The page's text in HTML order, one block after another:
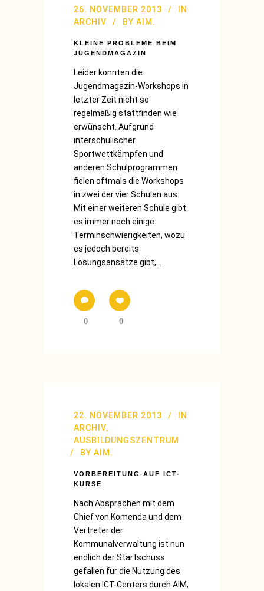
26. NOVEMBER 2013
IN
ARCHIV
BY AIM.
KLEINE PROBLEME BEIM
JUGENDMAGAZIN
Leider konnten die
Jugendmagazin-Workshops in
letzter Zeit nicht so
regelmäßig stattfinden wie
erwünscht. Aufgrund
interschulischer
Sportwettkämpfen und
anderen Schulprogrammen
fielen oftmals die Workshops
in zwei der vier Schulen aus.
Mit einer weiteren Schule gibt
es immer noch einige
Terminschwierigkeiten, wozu
es jedoch bereits
Lösungsansätze gibt,...
0 0
22. NOVEMBER 2013
IN
ARCHIV,
AUSBILDUNGSZENTRUM
BY AIM.
VORBEREITUNG AUF ICT-
KURSE
Nach Absprachen mit dem
Chief von Komenda und dem
Vertreter der
Kommunalverwaltung ist nun
endlich der Startschuss
gefallen für die Nutzung des
lokalen ICT-Centers durch AIM,